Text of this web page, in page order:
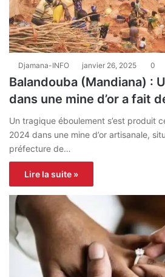
Djamana-INFO janvier 26, 2025 0
Balandouba (Mandiana) :
dans une mine d’or a fait
Un tragique éboulement s’est produit
2024 dans une mine d’or artisanale,
préfecture de…
Lire la suite »